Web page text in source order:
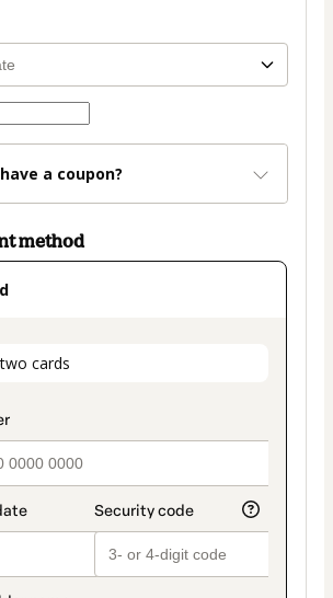
a coupon?
method
cards